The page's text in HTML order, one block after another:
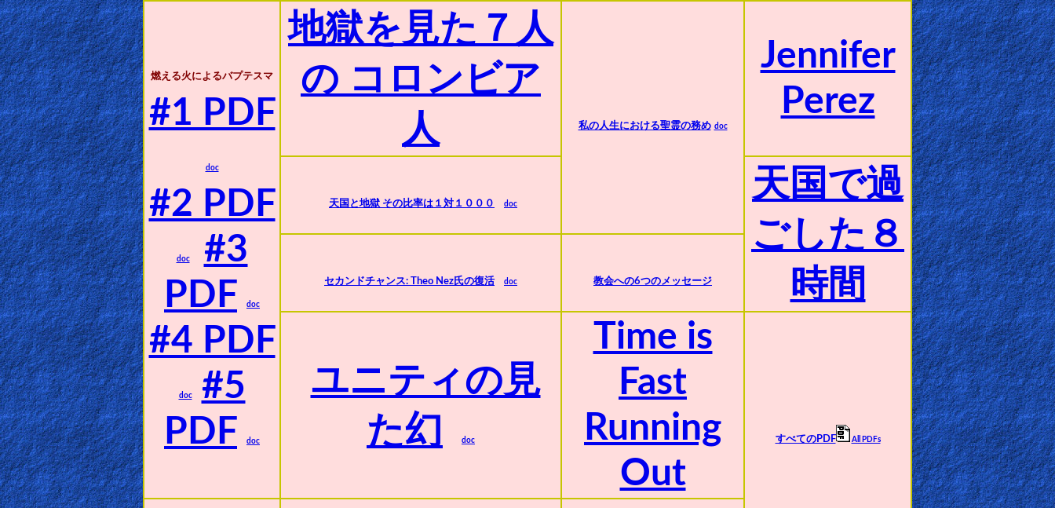
Stories
🎞
X-
Witch
🎞
X-
Muslim
MP3
Bible
🎞
Bible
Movies
🎞
Gospel
Videos
🎞
燃える火によるバプテスマ
#1 PDF
doc
#2 PDF
doc
#3
PDF
doc
#4 PDF
doc
#5
PDF
doc
地獄を見た７人
の コロンビア
人
私の人生における聖霊の務め doc
Jennifer
Perez
天国と地獄 その比率は１対１０００ doc
天国で過
ごした８
時間
セカンドチャンス: Theo Nez氏の復活 doc 教会への6つのメッセージ
ユニティの見
た幻
doc
Time is
Fast
Running
Out
すべてのPDF All PDFs